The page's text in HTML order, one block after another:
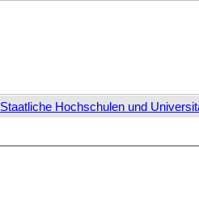
Staatliche Hochschulen und